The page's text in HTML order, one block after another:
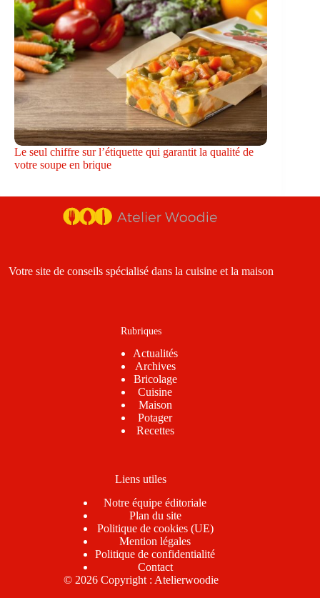
Le seul chiffre sur l’étiquette qui garantit la qualité de
votre soupe en brique
Votre site de conseils spécialisé dans la cuisine et la maison
Rubriques
Actualités
Archives
Bricolage
Cuisine
Maison
Potager
Recettes
Liens utiles
Notre équipe éditoriale
Plan du site
Politique de cookies (UE)
Mention légales
Politique de confidentialité
Contact
© 2026 Copyright : Atelierwoodie